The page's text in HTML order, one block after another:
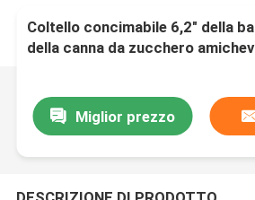
Coltello concimabile 6,2" della
della canna da zucchero
Miglior prezzo